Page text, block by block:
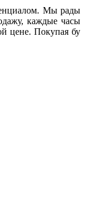
Мы рады
каждые часы
цене. Покупая бу